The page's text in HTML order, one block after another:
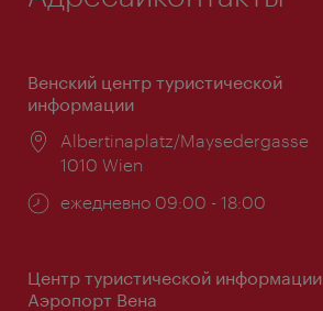
Венский центр туристической
информации
Расположение:
Albertinaplatz/Maysedergasse
1010 Wien
Часы
ежедневно 09:00 - 18:00
Центр туристической информации
Аэропорт Вена